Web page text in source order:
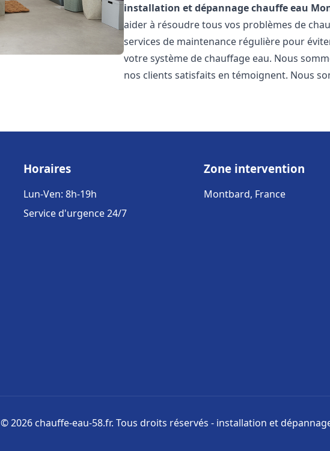
installation et dépannage chauffe eau
aider à résoudre tous vos problèmes de
services de maintenance régulière pour
votre système de chauffage eau. Nous
nos clients satisfaits en témoignent. Nous
Horaires
Lun-Ven: 8h-19h
Service d'urgence 24/7
Zone intervention
Montbard, France
© 2026 chauffe-eau-58.fr. Tous droits réservés - installation et